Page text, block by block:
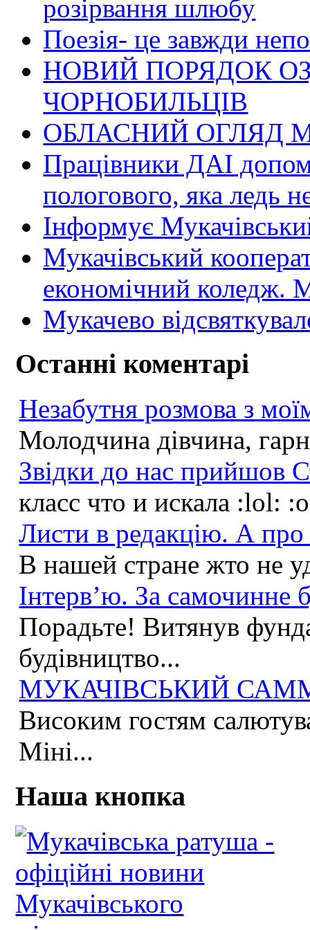
розірвання шлюбу
Поезія- це завжди
НОВИЙ ПОРЯДОК
ЧОРНОБИЛЬЦІВ
ОБЛАСНИЙ ОГЛЯД
Працівники ДАІ
пологового, яка ледь
Інформує
Мукачівський
економічний
Мукачево
Останні коментарі
Незабутня розмова з
Молодчина дівчина,
Звідки до нас прийшов
класс что и искала :lol:
Листи в редакцію. А
В нашей стране жто не
Інтерв’ю. За самочинне
Порадьте! Витянув
будівництво...
МУКАЧІВСЬКИЙ
Високим гостям
Міні...
Наша кнопка